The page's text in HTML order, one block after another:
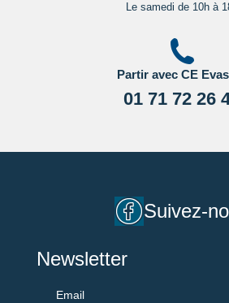
Le samedi de 10h à
Partir avec CE
01 71 72 26
Suivez-
Newsletter
Email